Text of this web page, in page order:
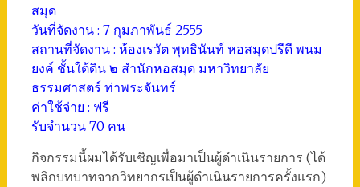
สมุด
วันที่จัดงาน : 7 กุมภาพันธ์ 2555
สถานที่จัดงาน : ห้องเรวัต พุทธินันท์ หอสมุดปรีดี พนม
ยงค์ ชั้นใต้ดิน ๒ สำนักหอสมุด มหาวิทยาลัย
ธรรมศาสตร์ ท่าพระจันทร์
ค่าใช้จ่าย : ฟรี
รับจำนวน 70 คน
กิจกรรมนี้ผมได้รับเชิญเพื่อมาเป็นผู้ดำเนินรายการ (ได้
พลิกบทบาทจากวิทยากรเป็นผู้ดำเนินรายการครั้งแรก)